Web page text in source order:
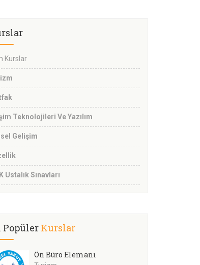
Kurslar
Teknolojileri Ve Yazılım
Gelişim
Ustalık Sınavları
Popüler Kurslar
Ön Büro Elemanı